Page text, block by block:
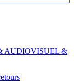
AUDIOVISUEL &